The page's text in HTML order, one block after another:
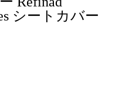
シートカバー